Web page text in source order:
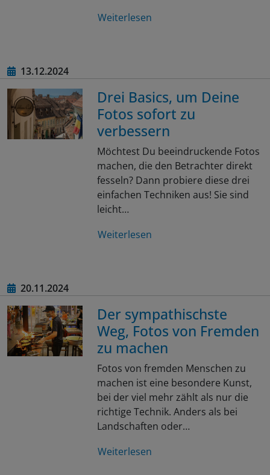
Weiterlesen
13.12.2024
Drei Basics, um Deine
Fotos sofort zu
verbessern
Möchtest Du beeindruckende Fotos
machen, die den Betrachter direkt
fesseln? Dann probiere diese drei
einfachen Techniken aus! Sie sind
leicht…
Weiterlesen
20.11.2024
Der sympathischste
Weg, Fotos von Fremden
zu machen
Fotos von fremden Menschen zu
machen ist eine besondere Kunst,
bei der viel mehr zählt als nur die
richtige Technik. Anders als bei
Landschaften oder…
Weiterlesen